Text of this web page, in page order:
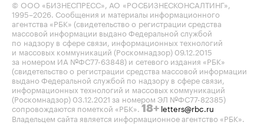
© ООО «БИЗНЕСПРЕСС», АО «РОСБИЗНЕСКОНСАЛТИНГ»,
1995–2026. Сообщения и материалы информационного
агентства «РБК» (свидетельство о регистрации средства
массовой информации выдано Федеральной службой
по надзору в сфере связи, информационных технологий
и массовых коммуникаций (Роскомнадзор) 09.12.2015
за номером ИА №ФС77-63848) и сетевого издания «РБК»
(свидетельство о регистрации средства массовой информации
выдано Федеральной службой по надзору в сфере связи,
информационных технологий и массовых коммуникаций
(Роскомнадзор) 03.12.2021 за номером ЭЛ №ФС77-82385)
сопровождаются пометкой «РБК». 18+ letters@rbc.ru
Владельцем сайта является информационное агентство «РБК».